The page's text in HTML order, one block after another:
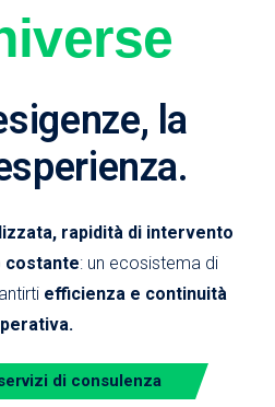
la
rapidità di intervento
costante: un ecosistema di
efficienza e continuità
di consulenza